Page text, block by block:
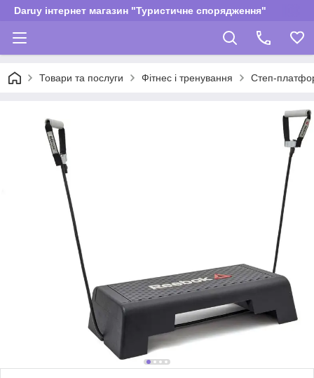
Daruy інтернет магазин "Туристичне спорядження"
Товари та послуги Фітнес і тренування Степ-